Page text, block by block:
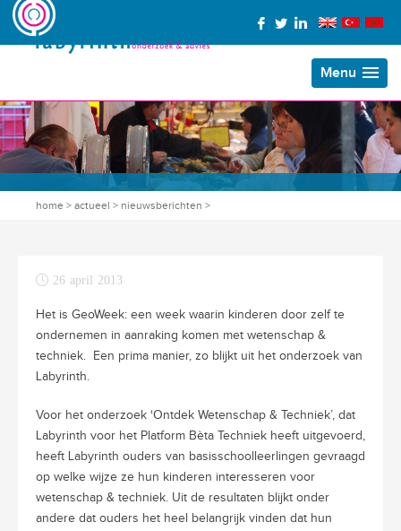
Menu
home > actueel > nieuwsberichten >
26 april 2013
Het is GeoWeek: een week waarin kinderen door zelf te
ondernemen in aanraking komen met wetenschap &
techniek. Een prima manier, zo blijkt uit het onderzoek van
Labyrinth.
Voor het onderzoek ‘Ontdek Wetenschap & Techniek’, dat
Labyrinth voor het Platform Bèta Techniek heeft uitgevoerd,
heeft Labyrinth ouders van basisschoolleerlingen gevraagd
op welke wijze ze hun kinderen interesseren voor
wetenschap & techniek. Uit de resultaten blijkt onder
andere dat ouders het heel belangrijk vinden dat hun